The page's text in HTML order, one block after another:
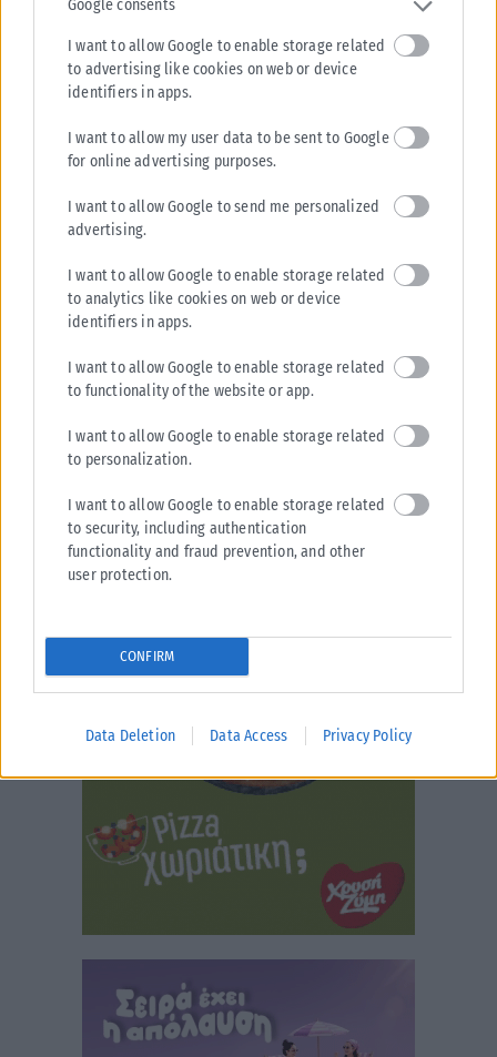
Google consents
I want to allow Google to enable storage related
to advertising like cookies on web or device
identifiers in apps.
I want to allow my user data to be sent to Google
for online advertising purposes.
I want to allow Google to send me personalized
advertising.
I want to allow Google to enable storage related
to analytics like cookies on web or device
identifiers in apps.
I want to allow Google to enable storage related
to functionality of the website or app.
I want to allow Google to enable storage related
to personalization.
I want to allow Google to enable storage related
to security, including authentication
functionality and fraud prevention, and other
user protection.
CONFIRM
Data Deletion Data Access Privacy Policy
Μια ξεχωριστή εμπειρία που συνδυάζει την ευεξία, τη χαλάρωση και τη
φιλοζωική προσφορά έρχεται για πρώτη φορά στη Χαλκιδική. Την...
ΑΝΑΡΤΉΘΗΚΕ ΑΠΌ KARFITSANEWS